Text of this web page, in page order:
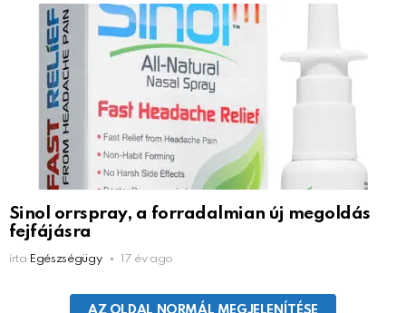
Sinol orrspray, a forradalmian új megoldás
fejfájásra
írta Egészségügy 17 év ago
AZ OLDAL NORMÁL MEGJELENÍTÉSE